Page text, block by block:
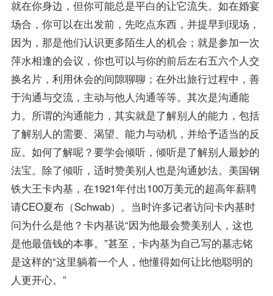
就在你身边，但你可能总是平白的让它流失。如在婚宴
场合，你可以在出发前，先吃点东西，并提早到现场，
因为，那是他们认识更多陌生人的机会；就是参加一次
萍水相逢的会议，你也可以与你的前后左右五六个人交
换名片，利用休会的间隙聊聊；在外出旅行过程中，善
于沟通与交流，主动与他人沟通等等。其次是沟通能
力。所谓的沟通能力，其实就是了解别人的能力，包括
了解别人的需要、渴望、能力与动机，并给予适当的反
应。如何了解呢？要学会倾听，倾听是了解别人最妙的
法宝。除了倾听，适时赞美别人也是沟通妙法。美国钢
铁大王卡内基，在1921年付出100万美元的超高年薪聘
请CEO夏布（Schwab）。当时许多记者访问卡内基时
问为什么是他？卡内基说“因为他最会赞美别人，这也
是他最值钱的本事。”甚至，卡内基为自己写的墓志铭
是这样的“这里躺着一个人，他懂得如何让比他聪明的
人更开心。”